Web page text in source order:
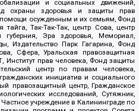
и социальных движений,
охраны здоровья и защиты прав
осужденным и их семьям, Фонд
тайга, Так-Так-Так, центр Сова, центр
Эра здоровья, Мемориал,
Издательство Парк Гагарина, Фонд
Сфера, Уральская правозащитная
прав человека, Фонд защиты
центр по правам человека,
инициатив и социального
правозащитный центр, Гражданское
исследований, Сутяжник,
учреждение в Калининграде по